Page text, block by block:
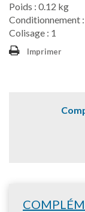
Poids : 0.12 kg
Conditionnement
Colisage : 1
Imprimer